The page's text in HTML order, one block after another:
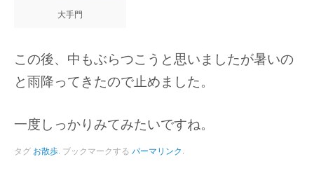
大手門
この後、中もぶらつこうと思いましたが暑いの
と雨降ってきたので止めました。
一度しっかりみてみたいですね。
タグ お散歩. ブックマークするパーマリンク.